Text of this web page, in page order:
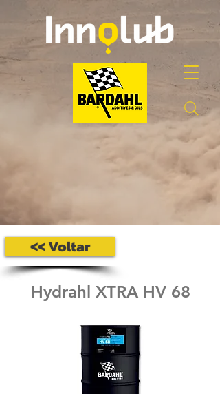
<< Voltar
Hydrahl XTRA HV 68